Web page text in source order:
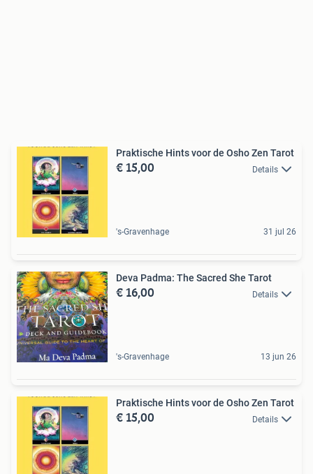
Praktische Hints voor de Osho Zen Tarot
€ 15,00 Details
's-Gravenhage 31 jul 26
Deva Padma: The Sacred She Tarot
€ 16,00 Details
's-Gravenhage 13 jun 26
Praktische Hints voor de Osho Zen Tarot
€ 15,00 Details